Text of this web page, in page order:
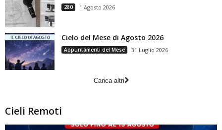
280 1 Agosto 2026
Cielo del Mese di Agosto 2026
Appuntamenti del Mese 31 Luglio 2026
Carica altri
Cieli Remoti